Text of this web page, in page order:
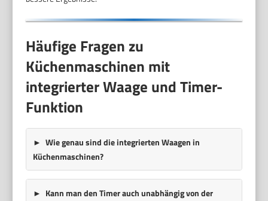
Häufige Fragen zu
Küchenmaschinen mit
integrierter Waage und Timer-
Funktion
Wie genau sind die integrierten Waagen in
Küchenmaschinen?
Kann man den Timer auch unabhängig von der